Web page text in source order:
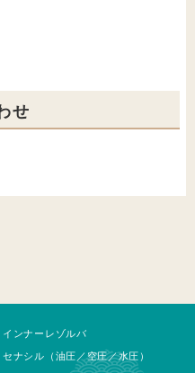
せ
インナーレゾルバ
セナシル（油圧／空圧／水圧）